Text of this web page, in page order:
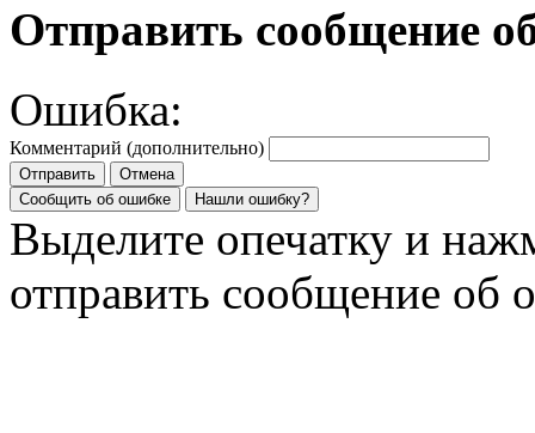
Отправить сообщение
Ошибка:
Комментарий (дополнительно)
Отправить
Отмена
Сообщить об ошибке
Нашли ошибку?
Выделите опечатку и
отправить сообщение об